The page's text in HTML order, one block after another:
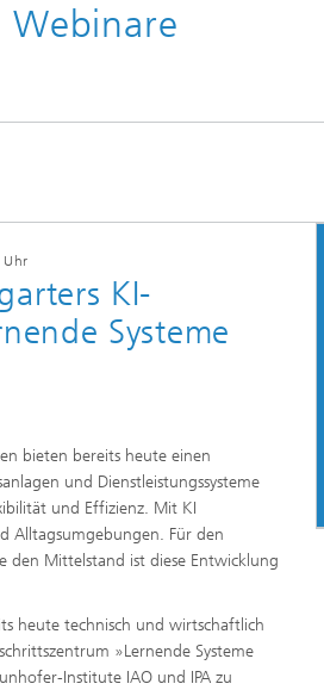
Uhr
KI-
Systeme
bieten bereits heute einen
und Dienstleistungssysteme
und Effizienz. Mit KI
Alltagsumgebungen. Für den
den Mittelstand ist diese Entwicklung
heute technisch und wirtschaftlich
»Lernende Systeme
Institute IAO und IPA zu